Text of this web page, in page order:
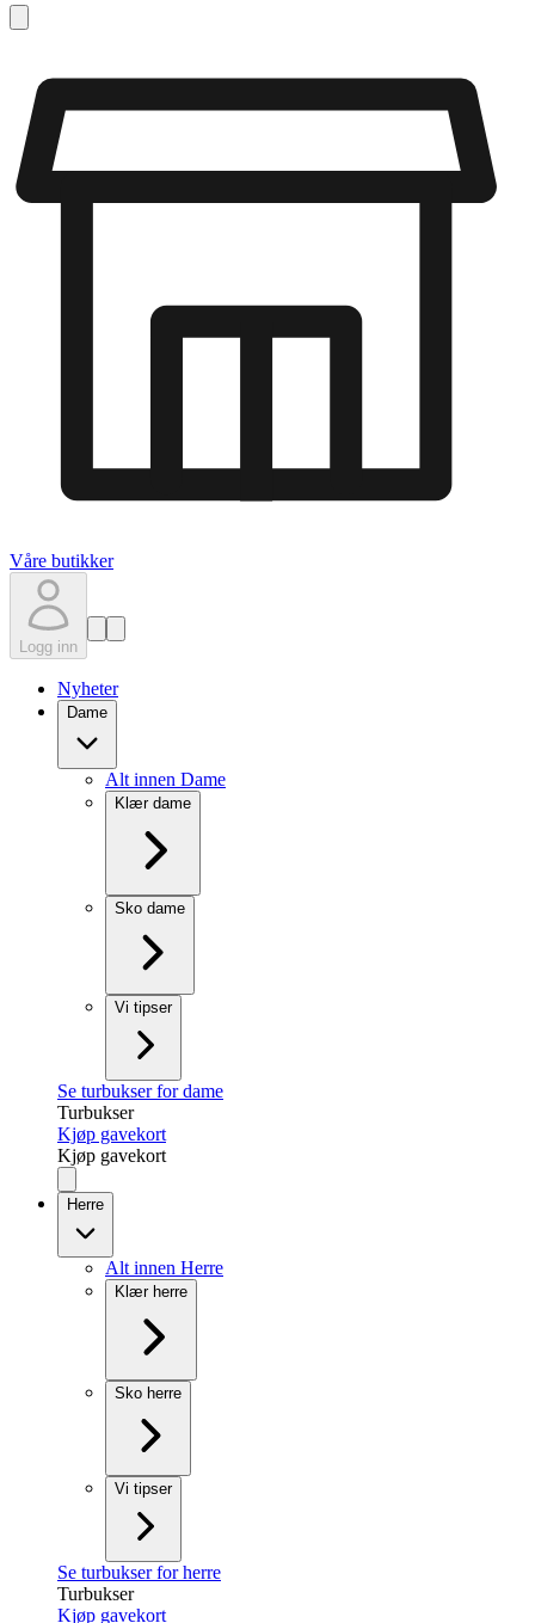
Våre butikker
Logg inn
Nyheter
Dame
Alt innen Dame
Klær dame
Sko dame
Vi tipser
Se turbukser for dame
Turbukser
Kjøp gavekort
Kjøp gavekort
Herre
Alt innen Herre
Klær herre
Sko herre
Vi tipser
Se turbukser for herre
Turbukser
Kjøp gavekort